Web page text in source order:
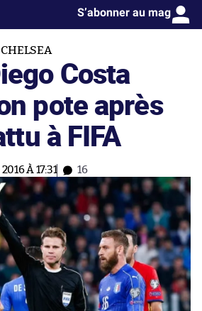
S’abonner au mag
CHELSEA
Costa
pote après
à FIFA
À 17:31 16